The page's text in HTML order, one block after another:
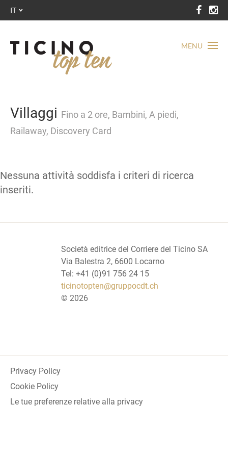
MENU
IT
Villaggi Fino a 2 ore, Bambini, A piedi,
Railaway, Discovery Card
Nessuna attività soddisfa i criteri di ricerca
inseriti.
Società editrice del Corriere del Ticino SA
Via Balestra 2, 6600 Locarno
Tel: +41 (0)91 756 24 15
ticinotopten@gruppocdt.ch
© 2026
Privacy Policy
Cookie Policy
Le tue preferenze relative alla privacy